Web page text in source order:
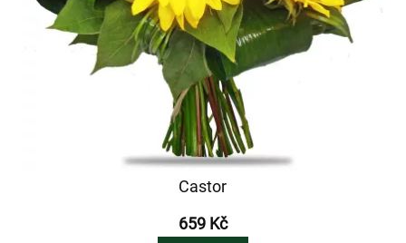
Castor
659 Kč